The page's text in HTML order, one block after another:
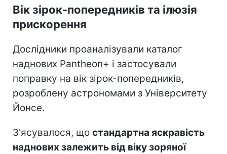
Вік зірок-попередників та ілюзія
прискорення
Дослідники проаналізували каталог
наднових Pantheon+ і застосували
поправку на вік зірок-попередників,
розроблену астрономами з Університету
Йонсе.
З'ясувалося, що стандартна яскравість
наднових залежить від віку зоряної